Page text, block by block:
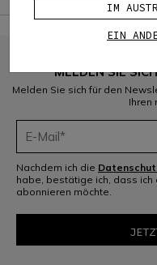
MELDEN SIE
Melden Sie sich für den
Ihren
Nachdem ich die
habe, bestätige ich, dass ich
abonnieren möchte.
IM
EIN